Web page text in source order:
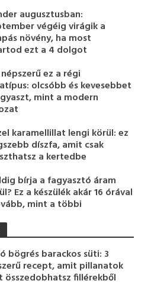
augusztusban:
végéig virágik a
növény, ha most
ezt a 4 dolgot
ez a régi
olcsóbb és kevesebbet
mint a modern
karamellillat lengi körül: ez
díszfa, amit csak
a kertedbe
bírja a fagyasztó áram
Ez a készülék akár 16 órával
mint a többi
bögrés barackos süti: 3
recept, amit pillanatok
összedobhatsz fillérekből